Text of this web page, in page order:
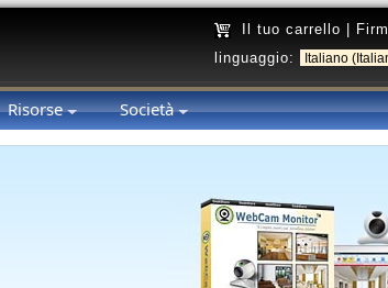
Il tuo carrello
linguaggio:
Risorse Società